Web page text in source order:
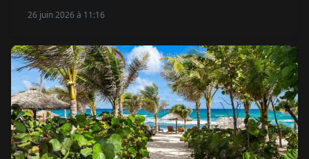
26 juin 2026 à 11:16